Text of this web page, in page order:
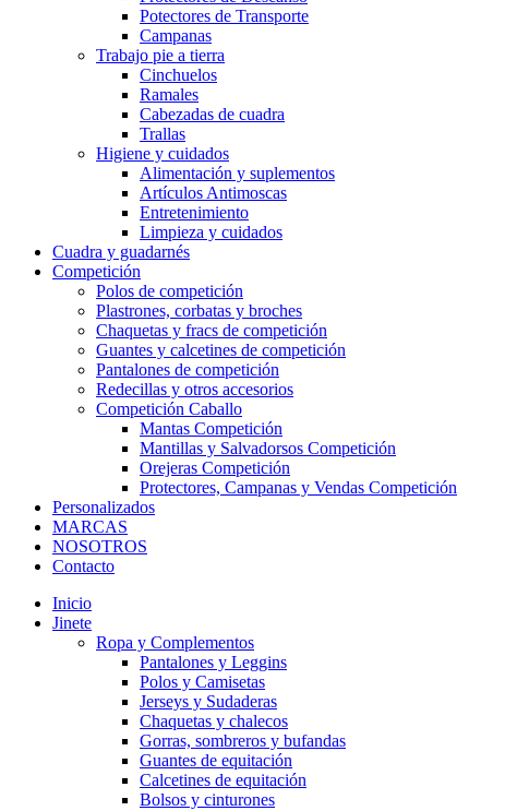
Potectores de Transporte
Campanas
Trabajo pie a tierra
Cinchuelos
Ramales
Cabezadas de cuadra
Trallas
Higiene y cuidados
Alimentación y suplementos
Artículos Antimoscas
Entretenimiento
Limpieza y cuidados
Cuadra y guadarnés
Competición
Polos de competición
Plastrones, corbatas y broches
Chaquetas y fracs de competición
Guantes y calcetines de competición
Pantalones de competición
Redecillas y otros accesorios
Competición Caballo
Mantas Competición
Mantillas y Salvadorsos Competición
Orejeras Competición
Protectores, Campanas y Vendas Competición
Personalizados
MARCAS
NOSOTROS
Contacto
Inicio
Jinete
Ropa y Complementos
Pantalones y Leggins
Polos y Camisetas
Jerseys y Sudaderas
Chaquetas y chalecos
Gorras, sombreros y bufandas
Guantes de equitación
Calcetines de equitación
Bolsos y cinturones